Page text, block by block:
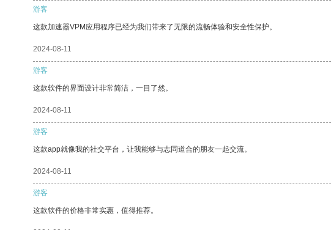
游客
这款加速器VPM应用程序已经为我们带来了无限的流畅体验和安全性保护。
2024-08-11
游客
这款软件的界面设计非常简洁，一目了然。
2024-08-11
游客
这款app就像我的社交平台，让我能够与志同道合的朋友一起交流。
2024-08-11
游客
这款软件的价格非常实惠，值得推荐。